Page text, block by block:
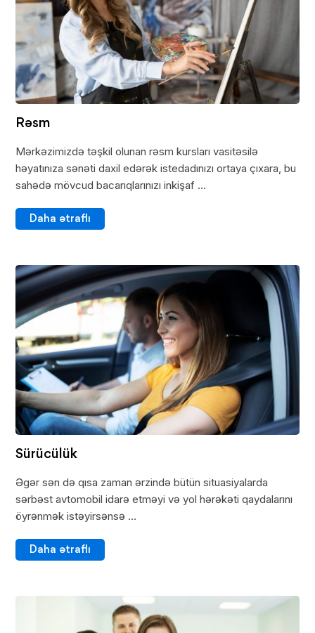
Rəsm
Mərkəzimizdə təşkil olunan rəsm kursları vasitəsilə
həyatınıza sənəti daxil edərək istedadınızı ortaya çıxara, bu
sahədə mövcud bacarıqlarınızı inkişaf ...
Daha ətraflı
Sürücülük
Əgər sən də qısa zaman ərzində bütün situasiyalarda
sərbəst avtomobil idarə etməyi və yol hərəkəti qaydalarını
öyrənmək istəyirsənsə ...
Daha ətraflı